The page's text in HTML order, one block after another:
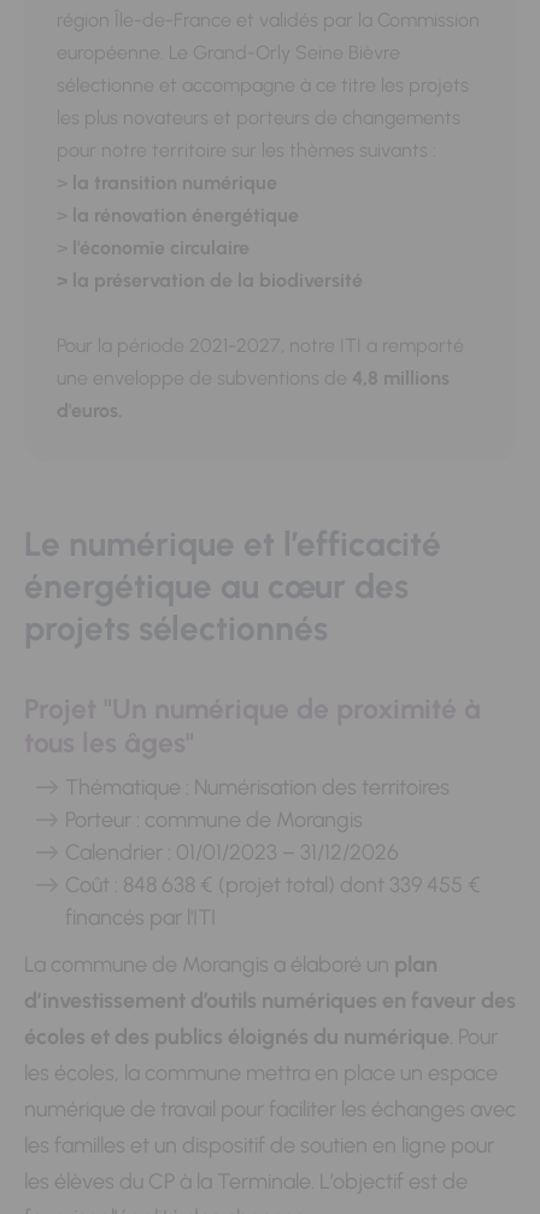
région Île-de-France et validés par la Commission
européenne. Le Grand-Orly Seine Bièvre
sélectionne et accompagne à ce titre les projets
les plus novateurs et porteurs de changements
pour notre territoire sur les thèmes suivants :
> la transition numérique
> la rénovation énergétique
> l'économie circulaire
> la préservation de la biodiversité
Pour la période 2021-2027, notre ITI a remporté
une enveloppe de subventions de 4,8 millions
d'euros.
Le numérique et l’efficacité
énergétique au cœur des
projets sélectionnés
Thématique : Numérisation des territoires
Porteur : commune de Morangis
Calendrier : 01/01/2023 – 31/12/2026
Coût : 848 638 € (projet total) dont 339 455 €
financés par l'ITI
La commune de Morangis a élaboré un plan
d’investissement d’outils numériques en faveur des
écoles et des publics éloignés du numérique. Pour
les écoles, la commune mettra en place un espace
numérique de travail pour faciliter les échanges avec
les familles et un dispositif de soutien en ligne pour
les élèves du CP à la Terminale. L’objectif est de